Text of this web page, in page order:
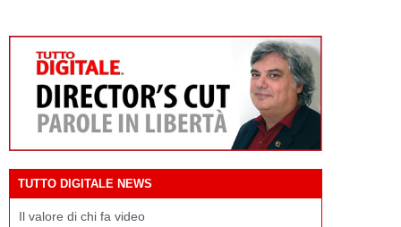
TUTTO DIGITALE NEWS
Il valore di chi fa video